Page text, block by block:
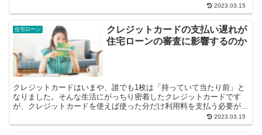
2023.03.15
住宅ローン
クレジットカードの支払い遅れが
住宅ローンの審査に影響するのか
クレジットカードはいまや、誰でも1枚は「持っていて当たり前」と
なりました。そんな生活にがっちり密着したクレジットカードです
が、クレジットカードを使えば使った分だけ利用料を支払う必要があ
2023.03.15